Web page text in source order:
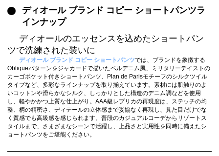
録
ー
ー
管
理
お
ら
せ
yoyocopys@gmail.com
2026人気特集
バッグ
財布
時計
服
ズボン
衣装セット
靴
住まい用品
アクセサリー
ベルト
スカーフ
アイフォーンケ
ース
小物
最
新作入荷！ルイ・ヴィトンスーパーコピー バッグ最新モデルが登場。
ディオール ブランド コピー ショートパンツラ
インナップ
ディオールのエッセンスを込めたショートパン
ツで洗練された装いに
ディオール ブランド コピー ショートパンツでは、ブランドを象徴する
Obliqueパターンをジャカードで描いたベルデニム風、ミリタリーテイストの
カーゴポケット付きショートパンツ、Plan de Parisモチーフのシルクツイル
タイプなど、多彩なラインナップを取り揃えています。素材には肌触りのよ
いコットンや滑らかなシルク、しっかりとした構造のデニム調などを使用
し、軽やかかつ上質な仕上がり。AAA級レプリカの再現度は、ステッチの均
整、柄の精密さ、ディテールの立体感まで妥協なく再現し、見た目だけでな
く質感でも高級感を感じられます。普段のカジュアルコーデからリゾートス
タイルまで、さまざまなシーンで活躍し、上品さと実用性を同時に備えたシ
ョートパンツをご堪能ください。